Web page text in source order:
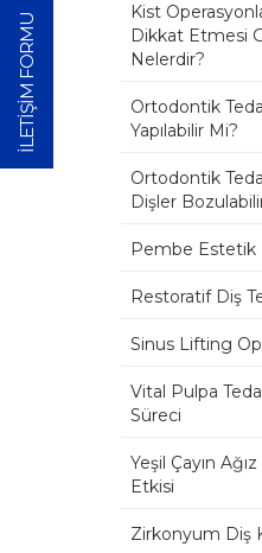
İLETİŞİM FORMU
Kist
Dikkat Etmesi
Nelerdir?
Ortodontik
Yapılabilir Mi?
Ortodontik
Dişler
Pembe Estetik
Restoratif Diş
Sinus Lifting
Vital Pulpa
Süreci
Yeşil Çayın
Etkisi
Zirkonyum Diş